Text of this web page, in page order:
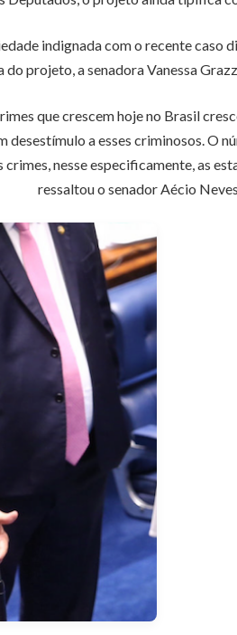
indignada com o recente caso
projeto, a senadora Vanessa
que crescem hoje no Brasil
a esses criminosos. O
nesse especificamente, as
ressaltou o senador Aécio